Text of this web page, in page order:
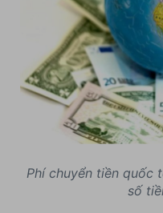
Phí chuyển tiền quốc
số